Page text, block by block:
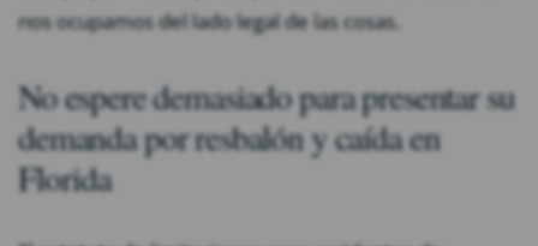
nos ocupamos del lado legal de las cosas.
No espere demasiado para presentar su
demanda por resbalón y caída en
Florida